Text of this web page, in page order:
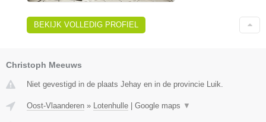
BEKIJK VOLLEDIG PROFIEL
Christoph Meeuws
Niet gevestigd in de plaats Jehay en in de provincie Luik.
Oost-Vlaanderen » Lotenhulle Google maps ▼